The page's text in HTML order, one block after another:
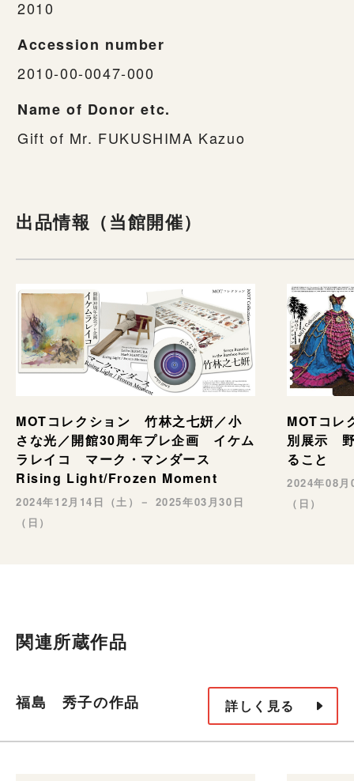
2010
Accession number
2010-00-0047-000
Name of Donor etc.
Gift of Mr. FUKUSHIMA Kazuo
出品情報（当館開催）
MOTコレクション 竹林之七姸／小
さな光／開館30周年プレ企画 イケム
ラレイコ マーク・マンダース
Rising Light/Frozen Moment
2024年12月14日（土）－ 2025年03月30日
（日）
MOTコレ
別展示
ること
2024年08
（日）
関連所蔵作品
福島 秀子の作品 詳しく見る